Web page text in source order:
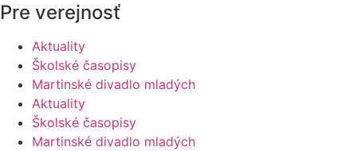
Pre verejnosť
Aktuality
Školské časopisy
Martinské divadlo mladých
Aktuality
Školské časopisy
Martinské divadlo mladých